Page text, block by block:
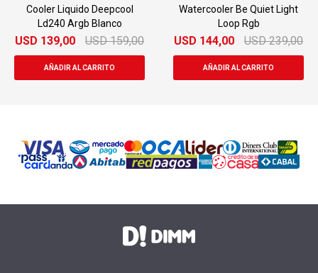
Cooler Liquido Deepcool
Ld240 Argb Blanco
USD 139,00 USD 159,00
Watercooler Be Quiet Light
Loop Rgb
USD 144,00 USD 239,00